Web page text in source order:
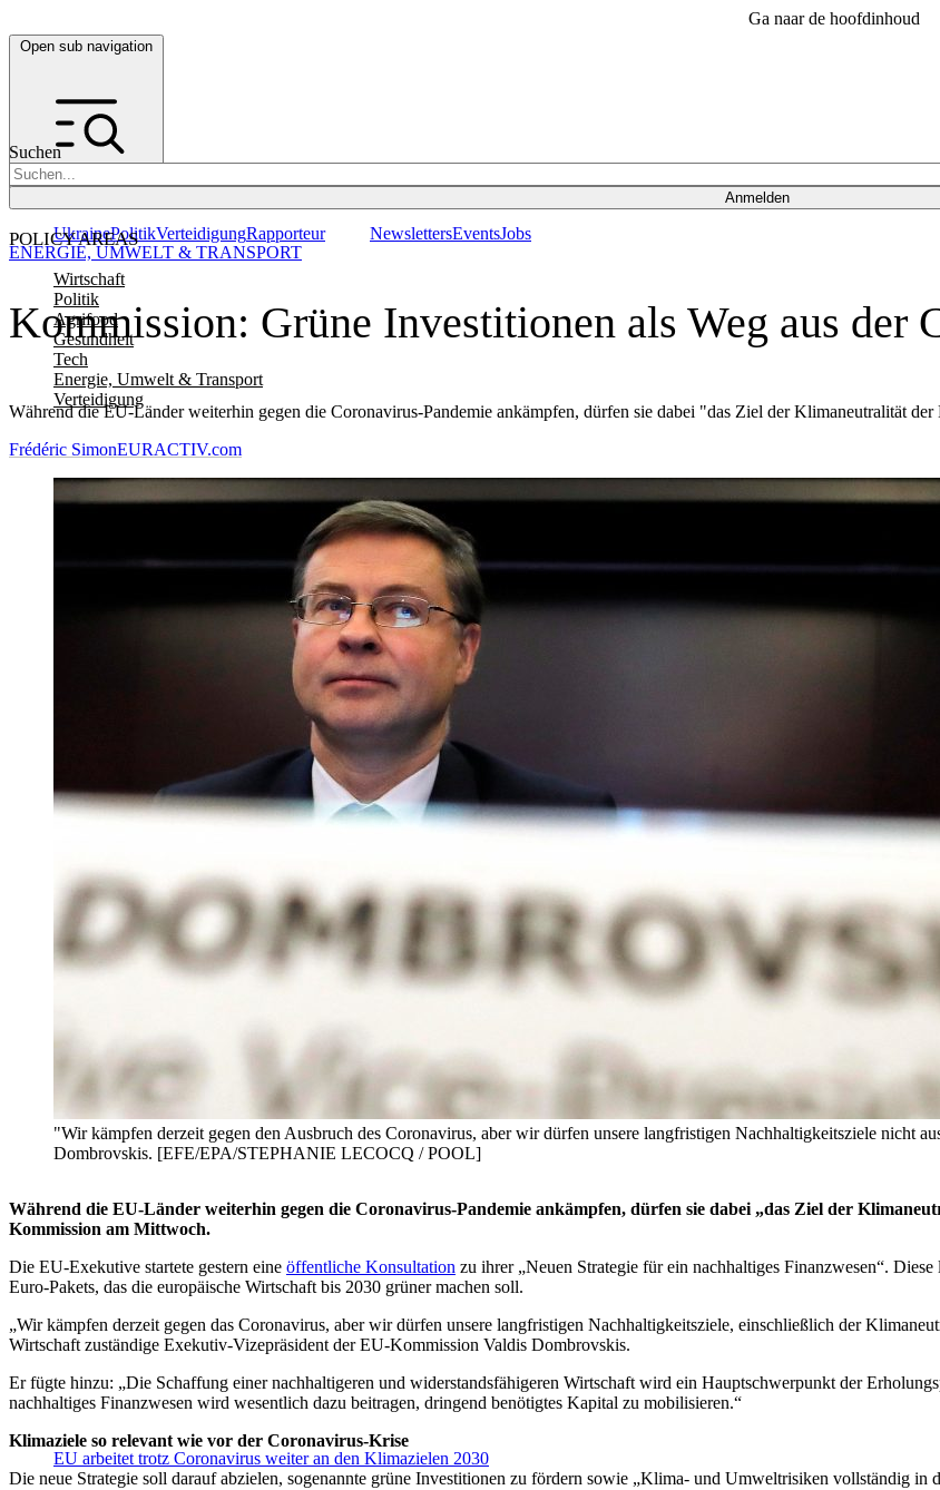
Ga naar de hoofdinhoud
Open sub navigation
Suchen
Anmelden
POLICY AREAS
Wirtschaft
Politik
Agrifood
Gesundheit
Tech
Energie, Umwelt & Transport
Verteidigung
UkrainePolitikVerteidigungRapporteur NewslettersEventsJobs
Kommission: Grüne Investitionen als Weg aus der
Während die EU-Länder weiterhin gegen die Coronavirus-Pandemie ankämpfen, dürfen sie dabei "das Ziel der Klimaneutralität
ENERGIE, UMWELT & TRANSPORT
Frédéric SimonEURACTIV.com
"Wir kämpfen derzeit gegen den Ausbruch des Coronavirus, aber wir dürfen unsere langfristigen Nachhaltigkeitsziele nicht
Dombrovskis. [EFE/EPA/STEPHANIE LECOCQ / POOL]
Während die EU-Länder weiterhin gegen die Coronavirus-Pandemie ankämpfen, dürfen sie dabei „das Ziel der
Kommission am Mittwoch.
Die EU-Exekutive startete gestern eine öffentliche Konsultation zu ihrer „Neuen Strategie für ein nachhaltiges Finanzwesen“.
Euro-Pakets, das die europäische Wirtschaft bis 2030 grüner machen soll.
„Wir kämpfen derzeit gegen das Coronavirus, aber wir dürfen unsere langfristigen Nachhaltigkeitsziele, einschließlich der
Wirtschaft zuständige Exekutiv-Vizepräsident der EU-Kommission Valdis Dombrovskis.
Er fügte hinzu: „Die Schaffung einer nachhaltigeren und widerstandsfähigeren Wirtschaft wird ein Hauptschwerpunkt der
nachhaltiges Finanzwesen wird wesentlich dazu beitragen, dringend benötigtes Kapital zu mobilisieren.“
EU arbeitet trotz Coronavirus weiter an den Klimazielen 2030
Klimaziele so relevant wie vor der Coronavirus-Krise
Die neue Strategie soll darauf abzielen, sogenannte grüne Investitionen zu fördern sowie „Klima- und Umweltrisiken vollständig